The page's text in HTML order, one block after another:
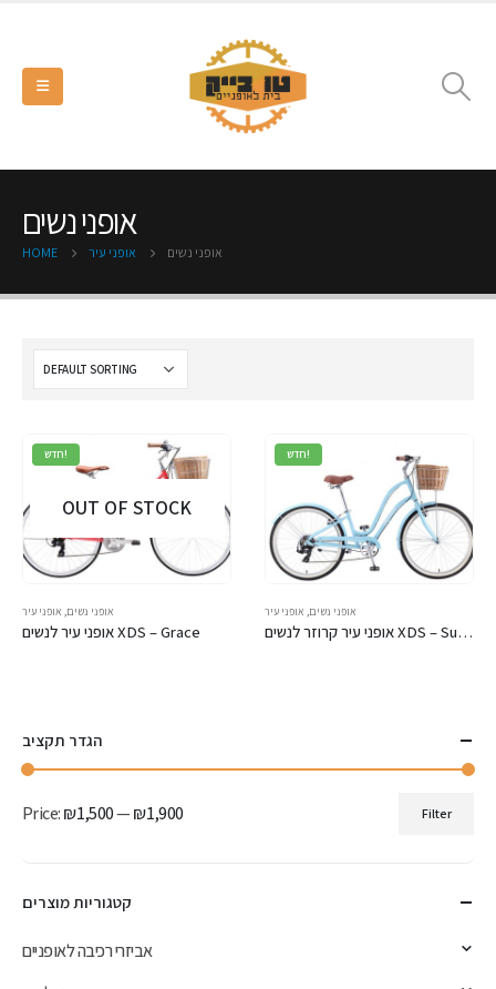
אופני נשים
HOME אופני עיר אופני נשים
חדש!
OUT OF STOCK
אופני נשים, אופני עיר
אופני עיר לנשים XDS – Grace
חדש!
אופני נשים, אופני עיר
אופני עיר קרוזר לנשים XDS – Sunrise
הגדר תקציב
price
price
Filter
Price:₪1,500—₪1,900
קטגוריות מוצרים
אביזרי רכיבה לאופניים